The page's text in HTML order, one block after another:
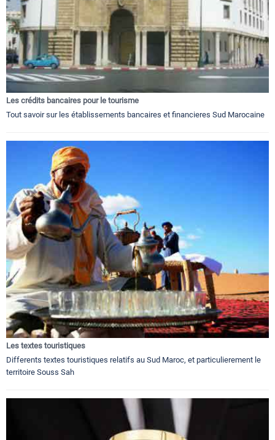
Les crédits bancaires pour le tourisme
Tout savoir sur les établissements bancaires et financieres Sud Marocaine
Les textes touristiques
Differents textes touristiques relatifs au Sud Maroc, et particulierement le
territoire Souss Sah